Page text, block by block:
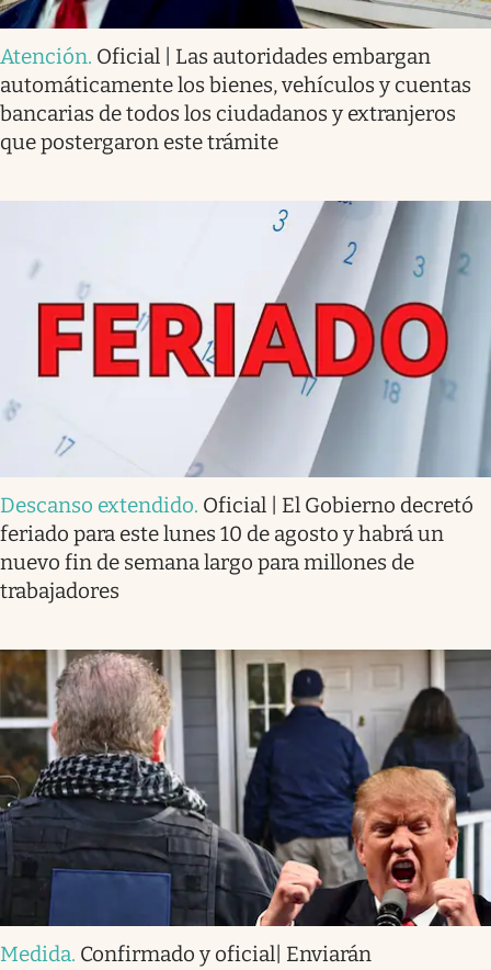
Atención. Oficial | Las autoridades embargan
automáticamente los bienes, vehículos y cuentas
bancarias de todos los ciudadanos y extranjeros
que postergaron este trámite
Descanso extendido. Oficial | El Gobierno decretó
feriado para este lunes 10 de agosto y habrá un
nuevo fin de semana largo para millones de
trabajadores
Medida. Confirmado y oficial| Enviarán